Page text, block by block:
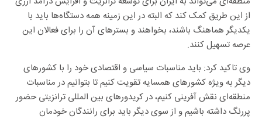
از این طریق کمک کند که البته در این زمینه همه دستگاه‌ها باید با
یکدیگر هماهنگ باشند، بخواهند و بسترهای آن را برای فعالان این
عرصه تسهیل کنند.
وی تاکید کرد: باید مناسبات سیاسی و اقتصادی خود را با کشورهای
دیگر به ویژه کشورهای همسایه تقویت کنیم تا بتوانیم در مناسبات
منطقه‌ای نقش آفرینی کنیم، در کریدورهای بین المللی ترانزیتی حضور
پررنگ داشته باشیم و از سوی دیگر باید برای رانندگان خودمان